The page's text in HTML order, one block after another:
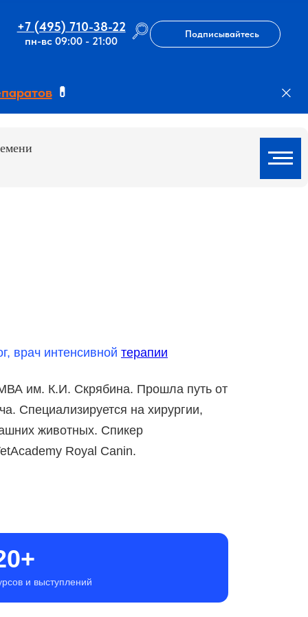
+7 (495) 710-38-22
пн-вс 09:00 - 21:00
Подписывайтесь
💊
врач интенсивной терапии
им. К.И. Скрябина. Прошла путь от
Специализируется на хирургии,
животных. Спикер
Royal Canin.
и выступлений